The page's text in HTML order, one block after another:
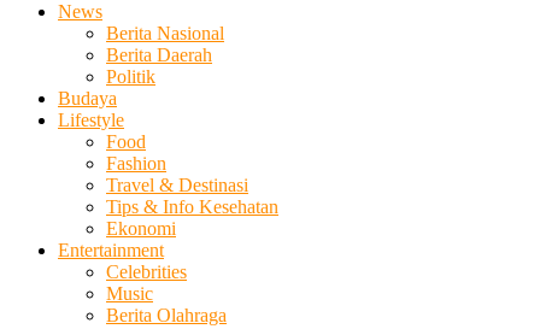
News
Berita Nasional
Berita Daerah
Politik
Budaya
Lifestyle
Food
Fashion
Travel & Destinasi
Tips & Info Kesehatan
Ekonomi
Entertainment
Celebrities
Music
Berita Olahraga